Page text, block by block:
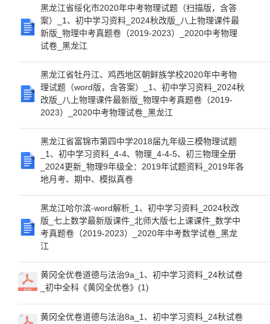
黑龙江省绥化市2020年中考物理试题（扫描版，含答
案）_1、初中学习资料_2024秋改版_八上物理课件最
新版_物理中考真题卷（2019-2023）_2020中考物理
试卷_黑龙江
黑龙江省牡丹江、鸡西地区朝鲜族学校2020年中考物
理试题（word版，含答案）_1、初中学习资料_2024秋
改版_八上物理课件最新版_物理中考真题卷（2019-
2023）_2020中考物理试卷_黑龙江
黑龙江省富锦市第四中学2018届九年级三模物理试题
_1、初中学习资料_4-4、物理_4-4-5、初三物理全册
_2024更新_物理9年级全：2019年试题资料_2019年各
地月考、期中、模拟真卷
黑龙江哈尔滨-word解析_1、初中学习资料_2024秋改
版_七上数学最新版课件_北师大版七上课课件_数学中
考真题卷（2019-2023）_2020年中考数学试卷_黑龙
江
黄冈全优卷道德与法治9a_1、初中学习资料_24秋试卷
_初中全科《黄冈全优卷》(1)
黄冈全优卷道德与法治8a_1、初中学习资料_24秋试卷